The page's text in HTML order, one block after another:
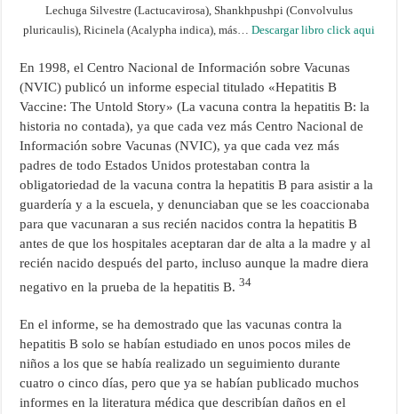
Lechuga Silvestre (Lactucavirosa), Shankhpushpi (Convolvulus
pluricaulis), Ricinela (Acalypha indica), más… Descargar libro click aqui
En 1998, el Centro Nacional de Información sobre Vacunas
(NVIC) publicó un informe especial titulado «Hepatitis B
Vaccine: The Untold Story» (La vacuna contra la hepatitis B: la
historia no contada), ya que cada vez más Centro Nacional de
Información sobre Vacunas (NVIC), ya que cada vez más
padres de todo Estados Unidos protestaban contra la
obligatoriedad de la vacuna contra la hepatitis B para asistir a la
guardería y a la escuela, y denunciaban que se les coaccionaba
para que vacunaran a sus recién nacidos contra la hepatitis B
antes de que los hospitales aceptaran dar de alta a la madre y al
recién nacido después del parto, incluso aunque la madre diera
negativo en la prueba de la hepatitis B.34
En el informe, se ha demostrado que las vacunas contra la
hepatitis B solo se habían estudiado en unos pocos miles de
niños a los que se había realizado un seguimiento durante
cuatro o cinco días, pero que ya se habían publicado muchos
informes en la literatura médica que describían daños en el